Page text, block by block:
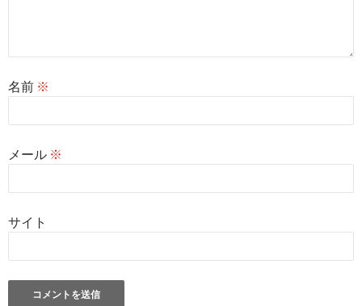
名前 ※
メール ※
サイト